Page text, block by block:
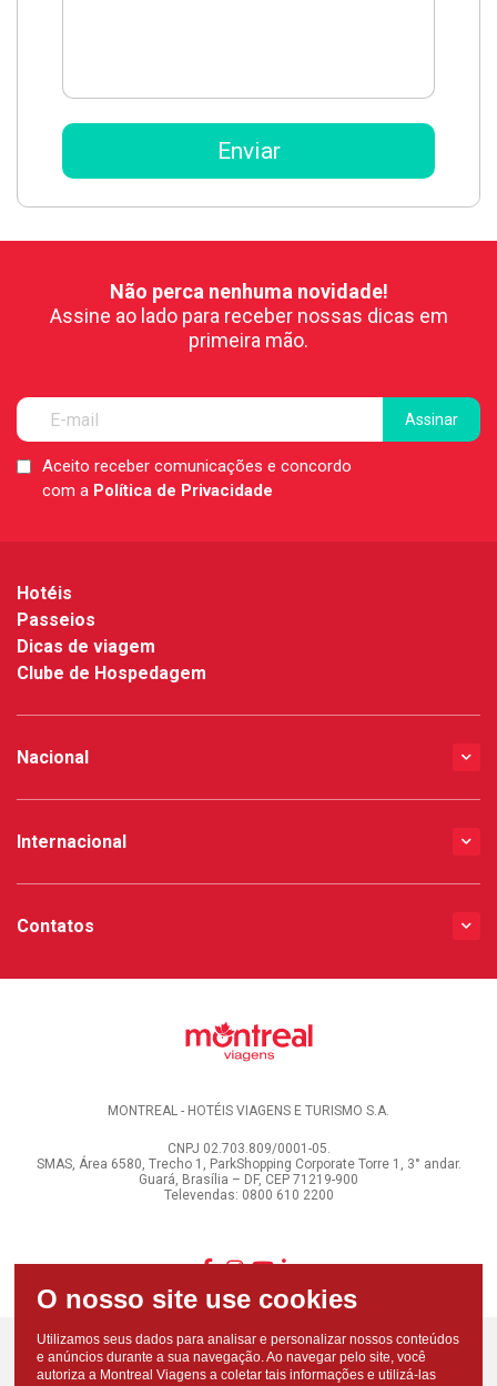
Não perca nenhuma novidade!
Assine ao lado para receber nossas dicas em
primeira mão.
LGPDAceito receber comunicações e concordo
com a Política de Privacidade
Hotéis
Passeios
Dicas de viagem
Clube de Hospedagem
Nacional
Internacional
Contatos
MONTREAL - HOTÉIS VIAGENS E TURISMO S.A.
CNPJ 02.703.809/0001-05.
SMAS, Área 6580, Trecho 1, ParkShopping Corporate Torre 1, 3° andar.
Guará, Brasília – DF, CEP 71219-900
Televendas: 0800 610 2200
Utilizamos seus dados para analisar e personalizar nossos conteúdos
e anúncios durante a sua navegação. Ao navegar pelo site, você
autoriza a Montreal Viagens a coletar tais informações e utilizá-las